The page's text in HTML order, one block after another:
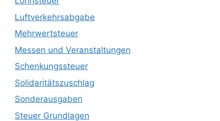
Luftverkehrsabgabe
Mehrwertsteuer
Messen und Veranstaltungen
Schenkungssteuer
Solidaritätszuschlag
Sonderausgaben
Steuer Grundlagen